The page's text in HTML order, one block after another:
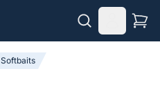
Softbaits